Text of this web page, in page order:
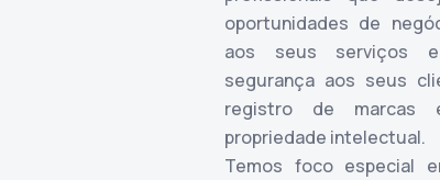
oportunidades de
aos seus serviços
segurança aos seus
registro de marcas
propriedade intelectual.
Temos foco especial